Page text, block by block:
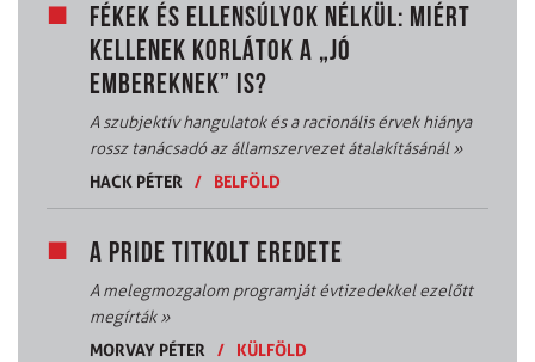
FÉKEK ÉS ELLENSÚLYOK NÉLKÜL: MIÉRT
KELLENEK KORLÁTOK A „JÓ
EMBEREKNEK” IS?
A szubjektív hangulatok és a racionális érvek hiánya
rossz tanácsadó az államszervezet átalakításánál»
HACK PÉTER
/ BELFÖLD
A PRIDE TITKOLT EREDETE
A melegmozgalom programját évtizedekkel ezelőtt
megírták»
MORVAY PÉTER
/ KÜLFÖLD